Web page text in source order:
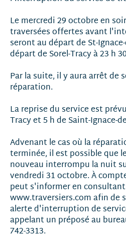
Le mercredi 29 octobre en
traversées offertes avant
seront au départ de St-
départ de Sorel-Tracy à 23 h
Par la suite, il y aura arrêt de
réparation.
La reprise du service est
Tracy et 5 h de Saint-Ignace-
Advenant le cas où la
terminée, il est possible que
nouveau interrompu la nuit
vendredi 31 octobre. À
peut s'informer en
www.traversiers.com afin de
alerte d'interruption de
appelant un préposé au
742-3313.